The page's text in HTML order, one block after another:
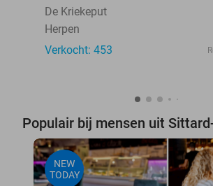
De Kriekeput
Herpen
Verkocht: 453
Populair bij mensen uit
NEW
TODAY